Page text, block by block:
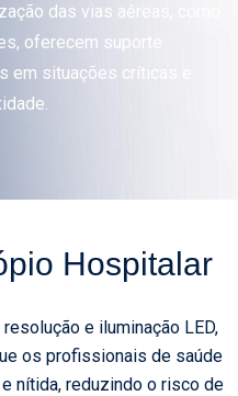
das vias aéreas, como
oferecem suporte
em situações críticas e
Hospitalar
e iluminação LED,
os profissionais de saúde
nítida, reduzindo o risco de